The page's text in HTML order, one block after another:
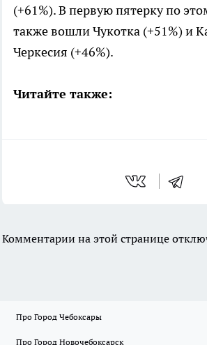
(+61%). В первую пятерку по
также вошли Чукотка (+51%) и
Черкесия (+46%).
Читайте также:
Комментарии на этой странице
Про Город Чебоксары
Про Город Новочебоксарск